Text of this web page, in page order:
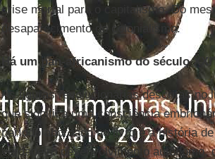
crise mortal para o capitalismo. Do
desaparecimento do colonialismo.
Há um pan-africanismo do século XXI?
As figuras revolucionárias descritas no
que significa uma consciência
período abordado no livro é a história
verdadeiro desenvolvimento